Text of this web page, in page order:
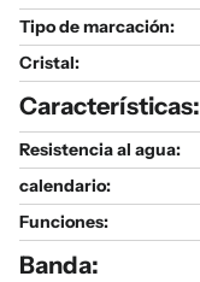
Tipo de marcación:
Cristal:
Características:
Resistencia al agua:
calendario:
Funciones:
Banda: